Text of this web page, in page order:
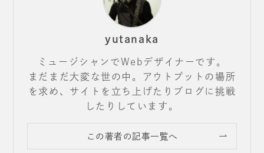
yutanaka
ミュージシャンでWebデザイナーです。
まだまだ大変な世の中。アウトプットの場所
を求め、サイトを立ち上げたりブログに挑戦
したりしています。
この著者の記事一覧へ